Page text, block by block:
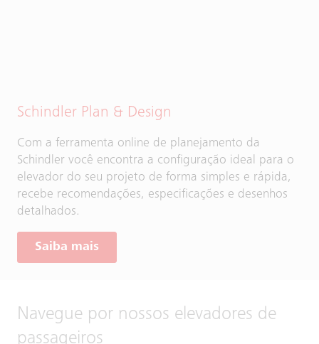
Schindler Plan & Design
Com a ferramenta online de planejamento da
Schindler você encontra a configuração ideal para o
elevador do seu projeto de forma simples e rápida,
recebe recomendações, especificações e desenhos
detalhados.
Saiba mais
Navegue por nossos elevadores de
passageiros